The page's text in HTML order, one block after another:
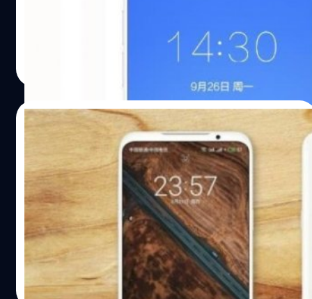
เปิดตัวในช่วงเดือนสิงหาคม แต่ล่าสุดมีการคาดการณ์ว่า รุ่นนี้
จะมาเร็วกว่าที่เราคาดการณ์เอาไว้ครับ Jack Wong ซีอีโอของ
Meizu กล่าวว่า รุ่นนี้จะเปิดตัวอย่างเร็วที่สุดเท่าที่จะเป็นไปได้
แม้ว่าการเปิดตัวในช่วงเดือนสิงหาคมจะยังเป็นไปได้อยู่ แต่
จากเหตุการณ์นี้ที่ Wong ตอบกลับผู้ใช้งานที่บอกว่า “หาก
Meizu 16 จะเปิดตัวช่วงกลางเดือนสิงหาคมก็ไม่เป็นไร” จึงเป็น
ไปได้ว่า บริษัทอาจเปิดตัวรุ่นนี้ในเดือนกรกฎาคม Meizu 16 จะ
มีให้เลือก 2 เวอร์ชัน โดยเวอร์ชันแรกจะใช้ Snapdragon 845
ในขณะที่อีกเวอร์ชันจะติดตั้ง Snapdragon 710 เข้ามาแทน
และรุ่นนี้จะไม่มีติ่งตามที่ได้คาดการณ์เอาไว้ สำหรับรุ่นที่ใช้
Snapdragon 845 จะเปิดตัวที่ราคาประมาณ 20,000 บาทครับ
อ้างอิง
| 2964 days ago
26/06/2018
ภาพหลุด Meizu 16 แบบเต็มตา! มาพร้อมหน้า
จอขนาดใหญ่และที่สำคัญ “ไม่มีติ่ง!”
Jack Wong ซีอีโอของ Meizu คอนเฟิร์มว่า ในเดือนสิงหาคมที่
กำลังจะมาถึงนี้ บริษัทจะเปิดตัว Meizu 16 และล่าสุดมีภาพ
หลุดใน Weibo เผยให้เห็นตัวเครื่อง Meizu 16 ทั้งด้านหน้า
และด้านหลังแบบเต็มๆ ทำให้ทราบว่า รุ่นนี้จะมีหน้าจอขนาด
ใหญ่เกือบเต็มพื้นที่ด้านหน้าตัวเครื่อง และมีขอบโค้ง ไม่มีปุ่ม
กดที่ด้านหน้า โดยจะเหลือพื้นที่ขอบด้านบนและด้านล่างเพียง
วัชรกุล พัฒนาประทีป| 2965 days ago
Read More